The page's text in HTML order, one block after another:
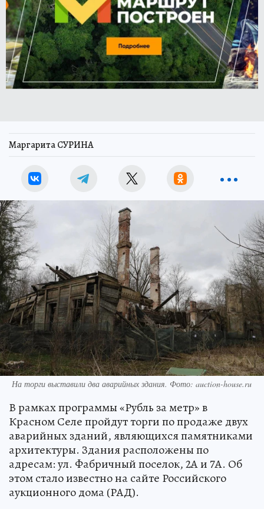
Маргарита СУРИНА
На торги выставили два аварийных здания. Фото: auction-house.ru
В рамках программы «Рубль за метр» в
Красном Селе пройдут торги по продаже двух
аварийных зданий, являющихся памятниками
архитектуры. Здания расположены по
адресам: ул. Фабричный поселок, 2А и 7А. Об
этом стало известно на сайте Российского
аукционного дома (РАД).